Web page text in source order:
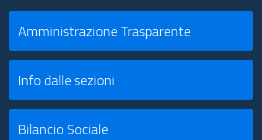
Amministrazione Trasparente
Info dalle sezioni
Bilancio Sociale